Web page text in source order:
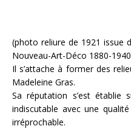
(photo reliure de 1921 issue
Nouveau-Art-Déco 1880-
Il s’attache à former des
Madeleine Gras.
Sa réputation s’est établie
indiscutable avec une
irréprochable.